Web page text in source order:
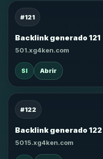
#121
Backlink generado 121
501.xg4ken.com
SI Abrir
#122
Backlink generado 122
5015.xg4ken.com